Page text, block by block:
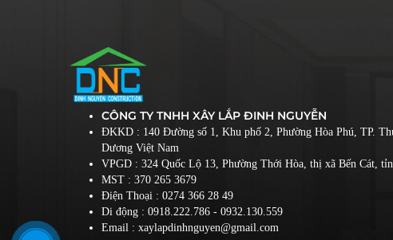
CÔNG TY TNHH XÂY LẮP ĐINH NGUYỄN
ĐKKD : 140 Đường số 1, Khu phố 2, Phường Hòa Phú, TP.
Dương Việt Nam
VPGD : 324 Quốc Lộ 13, Phường Thới Hòa, thị xã Bến Cát,
MST : 370 265 3679
Điện Thoại : 0274 366 28 49
Di động : 0918.222.786 - 0932.130.559
Email : xaylapdinhnguyen@gmail.com